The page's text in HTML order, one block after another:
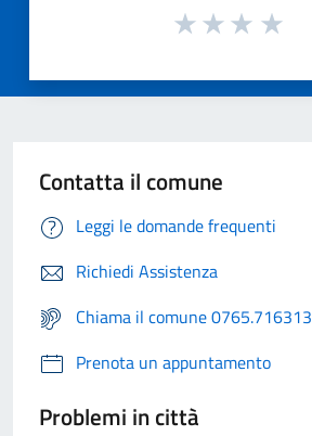
Contatta il comune
Leggi le domande frequenti
Richiedi Assistenza
Chiama il comune 0765.716313
Prenota un appuntamento
Problemi in città